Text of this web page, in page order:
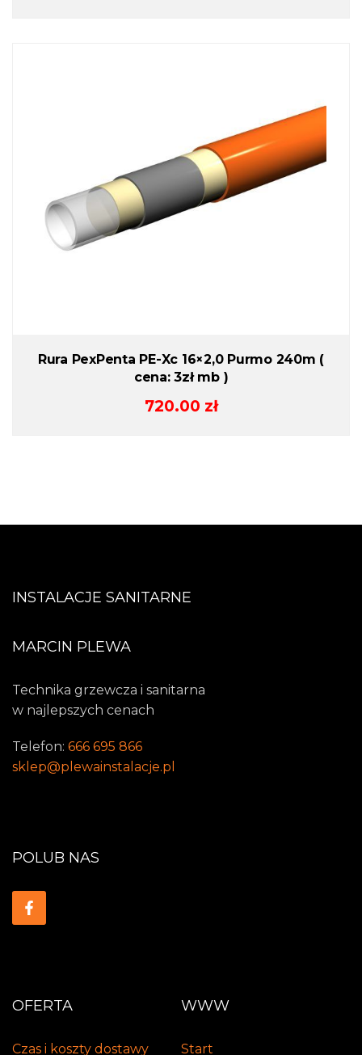
Rura PexPenta PE-Xc 16×2,0 Purmo 240m (
cena: 3zł mb )
720.00 zł
INSTALACJE SANITARNE
MARCIN PLEWA
Technika grzewcza i sanitarna
w najlepszych cenach
Telefon: 666 695 866
sklep@plewainstalacje.pl
OFERTA
Czas i koszty dostawy
WWW
Start
POLUB NAS